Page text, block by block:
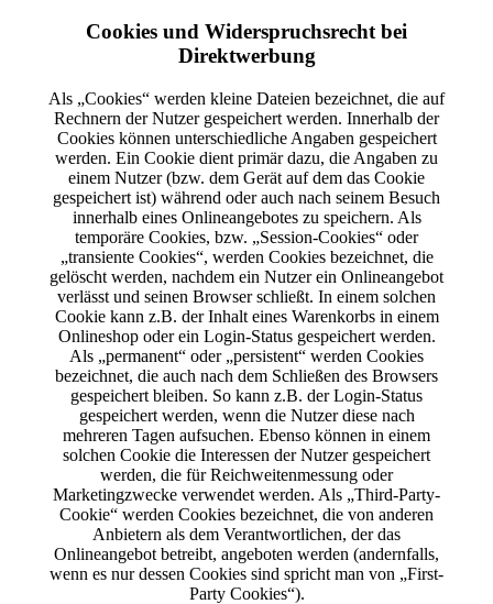
Cookies und Widerspruchsrecht bei
Direktwerbung
Als „Cookies“ werden kleine Dateien bezeichnet, die auf
Rechnern der Nutzer gespeichert werden. Innerhalb der
Cookies können unterschiedliche Angaben gespeichert
werden. Ein Cookie dient primär dazu, die Angaben zu
einem Nutzer (bzw. dem Gerät auf dem das Cookie
gespeichert ist) während oder auch nach seinem Besuch
innerhalb eines Onlineangebotes zu speichern. Als
temporäre Cookies, bzw. „Session-Cookies“ oder
„transiente Cookies“, werden Cookies bezeichnet, die
gelöscht werden, nachdem ein Nutzer ein Onlineangebot
verlässt und seinen Browser schließt. In einem solchen
Cookie kann z.B. der Inhalt eines Warenkorbs in einem
Onlineshop oder ein Login-Status gespeichert werden.
Als „permanent“ oder „persistent“ werden Cookies
bezeichnet, die auch nach dem Schließen des Browsers
gespeichert bleiben. So kann z.B. der Login-Status
gespeichert werden, wenn die Nutzer diese nach
mehreren Tagen aufsuchen. Ebenso können in einem
solchen Cookie die Interessen der Nutzer gespeichert
werden, die für Reichweitenmessung oder
Marketingzwecke verwendet werden. Als „Third-Party-
Cookie“ werden Cookies bezeichnet, die von anderen
Anbietern als dem Verantwortlichen, der das
Onlineangebot betreibt, angeboten werden (andernfalls,
wenn es nur dessen Cookies sind spricht man von „First-
Party Cookies“).